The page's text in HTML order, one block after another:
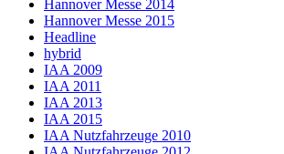
Hannover Messe 2014
Hannover Messe 2015
Headline
hybrid
IAA 2009
IAA 2011
IAA 2013
IAA 2015
IAA Nutzfahrzeuge 2010